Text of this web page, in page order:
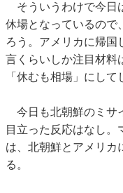
そういうわけで今日
休場となっているので
ろう。アメリカに帰国
言くらいしか注目材料
「休むも相場」にして
今日も北朝鮮のミサ
目立った反応はなし。
は、北朝鮮とアメリカ
る。